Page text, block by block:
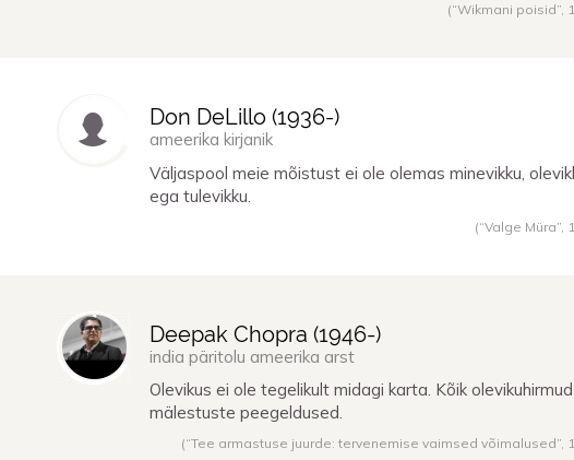
(“Wikmani poisid”,
Don DeLillo (1936-)
ameerika kirjanik
Väljaspool meie mõistust ei ole olemas minevikku,
ega tulevikku.
(“Valge Müra”,
Deepak Chopra (1946-)
india päritolu ameerika arst
Olevikus ei ole tegelikult midagi karta. Kõik
mälestuste peegeldused.
(“Tee armastuse juurde: tervenemise vaimsed võimalused”,